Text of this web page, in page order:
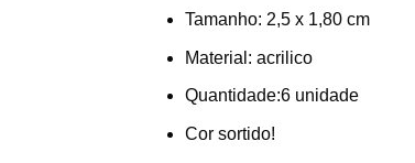
Tamanho: 2,5 x 1,80 cm
Material: acrilico
Quantidade:6 unidade
Cor sortido!